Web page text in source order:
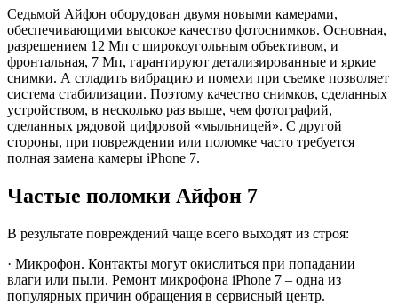
Седьмой Айфон оборудован двумя новыми камерами,
обеспечивающими высокое качество фотоснимков. Основная,
разрешением 12 Мп с широкоугольным объективом, и
фронтальная, 7 Мп, гарантируют детализированные и яркие
снимки. А сгладить вибрацию и помехи при съемке позволяет
система стабилизации. Поэтому качество снимков, сделанных
устройством, в несколько раз выше, чем фотографий,
сделанных рядовой цифровой «мыльницей». С другой
стороны, при повреждении или поломке часто требуется
полная замена камеры iPhone 7.
Частые поломки Айфон 7
В результате повреждений чаще всего выходят из строя:
· Микрофон. Контакты могут окислиться при попадании
влаги или пыли. Ремонт микрофона iPhone 7 – одна из
популярных причин обращения в сервисный центр.